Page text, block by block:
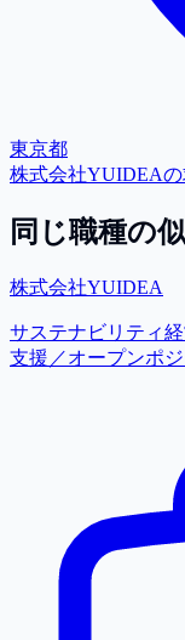
東京都
株式会社YUIDEA
同じ職種の
株式会社YUIDEA
サステナビリティ
支援／オープンポジ